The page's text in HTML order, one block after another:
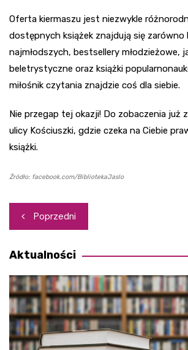
Oferta kiermaszu jest niezwykle
dostępnych książek znajdują się zarówno
najmłodszych, bestsellery młodzieżowe,
beletrystyczne oraz książki
miłośnik czytania znajdzie coś dla siebie.
Nie przegap tej okazji! Do zobaczenia już
ulicy Kościuszki, gdzie czeka na Ciebie
książki.
Źródło: facebook.com/BibliotekaJaslo
Nawigacja
wpisu
Poprzedni
Aktualności